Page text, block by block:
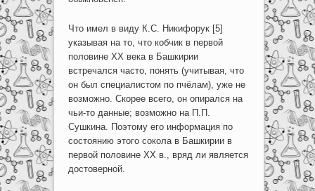
Что имел в виду К.С. Никифорук [5]
указывая на то, что кобчик в первой
половине XX века в Башкирии
встречался часто, понять (учитывая, что
он был специалистом по пчёлам), уже не
возможно. Скорее всего, он опирался на
чьи-то данные; возможно на П.П.
Сушкина. Поэтому его информация по
состоянию этого сокола в Башкирии в
первой половине XX в., вряд ли является
достоверной.